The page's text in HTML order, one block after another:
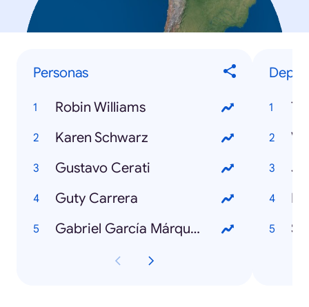
Personas
Robin Williams
Karen Schwarz
Gustavo Cerati
Guty Carrera
Gabriel García Márquez